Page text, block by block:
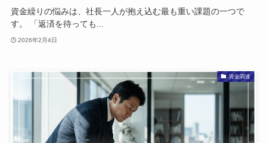
資金繰りの悩みは、社長一人が抱え込む最も重い課題の一つで
す。 「返済を待っても...
2026年2月4日
資金調達